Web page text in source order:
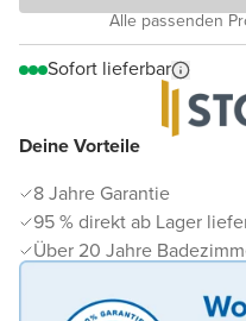
Deine Vorteile
8 Jahre Garantie
95 % direkt ab Lager
Über 20 Jahre
Alle passenden
Sofort lieferbar